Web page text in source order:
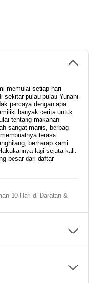
memulai setiap hari
sekitar pulau-pulau Yunani
percaya dengan apa
banyak cerita untuk
tentang makanan
sangat manis, berbagi
terasa
berharap kami
lagi sejuta kali.
besar dari daftar
10 Hari di Daratan &